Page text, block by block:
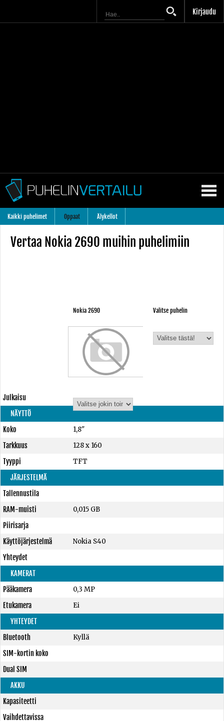
Kirjaudu
Kaikki puhelimet Oppaat Älykellot
Vertaa Nokia 2690 muihin puhelimiin
Nokia 2690 Valitse puhelin
Julkaisu
NÄYTTÖ
Koko
1,8"
Tarkkuus
128 x 160
Tyyppi
TFT
JÄRJESTELMÄ
Tallennustila
RAM-muisti
0,015 GB
Piirisarja
Käyttöjärjestelmä
Nokia S40
Yhteydet
KAMERAT
Pääkamera
0,3 MP
Etukamera
Ei
YHTEYDET
Bluetooth
Kyllä
SIM-kortin koko
Dual SIM
AKKU
Kapasiteetti
Vaihdettavissa